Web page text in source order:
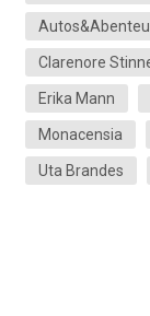
Clarenore
Erika Mann
Monacensia
Uta Brandes